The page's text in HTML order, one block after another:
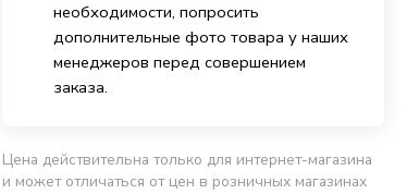
необходимости, попросить
дополнительные фото товара у наших
менеджеров перед совершением
заказа.
Цена действительна только для интернет-магазина
и может отличаться от цен в розничных магазинах